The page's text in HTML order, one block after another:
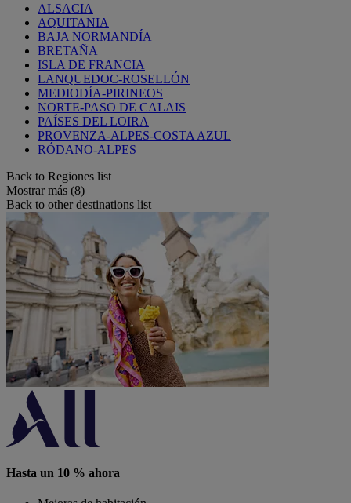
ALSACIA
AQUITANIA
BAJA NORMANDÍA
BRETAÑA
ISLA DE FRANCIA
LANQUEDOC-ROSELLÓN
MEDIODÍA-PIRINEOS
NORTE-PASO DE CALAIS
PAÍSES DEL LOIRA
PROVENZA-ALPES-COSTA AZUL
RÓDANO-ALPES
Back to Regiones list
Mostrar más (8)
Back to other destinations list
Hasta un 10 % ahora